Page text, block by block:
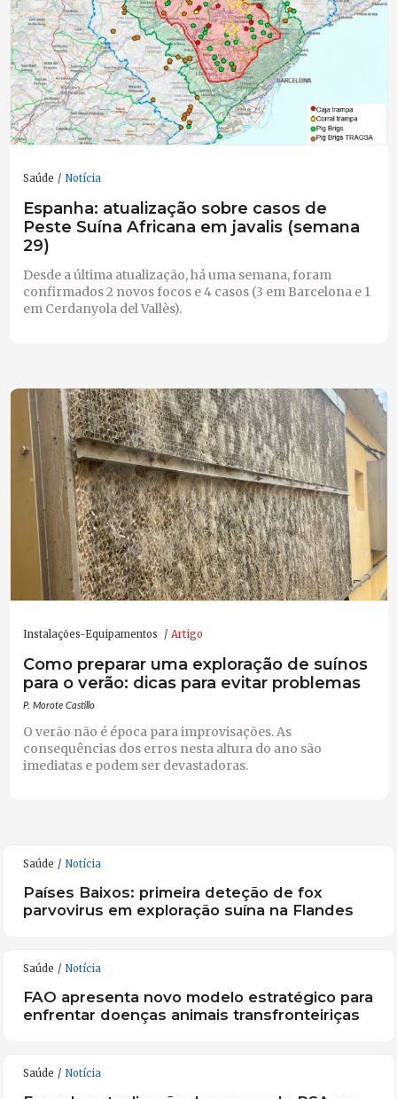
Saúde Notícia
Espanha: atualização sobre casos de
Peste Suína Africana em javalis (semana
29)
Desde a última atualização, há uma semana, foram
confirmados 2 novos focos e 4 casos (3 em Barcelona e 1
em Cerdanyola del Vallès).
Instalações-Equipamentos Artigo
Como preparar uma exploração de suínos
para o verão: dicas para evitar problemas
P. Morote Castillo
O verão não é época para improvisações. As
consequências dos erros nesta altura do ano são
imediatas e podem ser devastadoras.
Saúde Notícia
Países Baixos: primeira deteção de fox
parvovirus em exploração suína na Flandes
Saúde Notícia
FAO apresenta novo modelo estratégico para
enfrentar doenças animais transfronteiriças
Saúde Notícia